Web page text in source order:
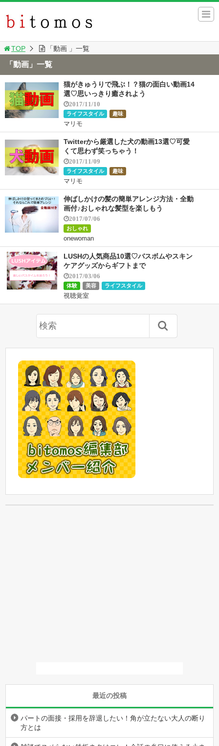
TOP 「動画 」一覧
「動画」一覧
猫がきゅうりで飛ぶ！？猫の面白い動画14
選♡思いっきり癒されよう
2017/11/10
ライフスタイル 趣味
マリモ
Twitterから厳選した犬の動画13選♡可愛
くて思わず笑っちゃう！
2017/11/09
ライフスタイル 趣味
マリモ
伸ばしかけの髪の簡単アレンジ方法・全動
画付♪おしゃれな髪型を楽しもう
2017/07/06
おしゃれ
onewoman
LUSHの人気商品10選♡バスボムやスキン
ケアグッズからギフトまで
2017/03/06
体験 美容 ライフスタイル
視聴覚室
最近の投稿
パートの面接・採用を辞退したい！角が立たない大人の断り
方とは